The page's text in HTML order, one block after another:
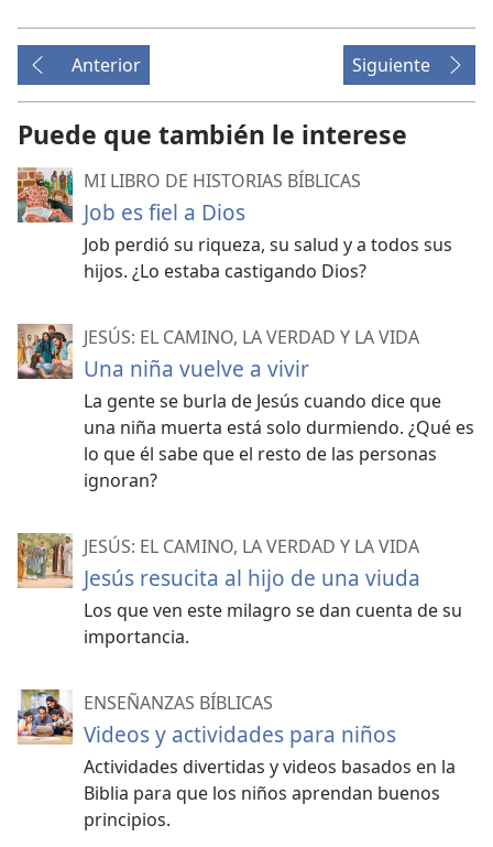
Anterior Siguiente
Puede que también le interese
MI LIBRO DE HISTORIAS BÍBLICAS
Job es fiel a Dios
Job perdió su riqueza, su salud y a todos sus
hijos. ¿Lo estaba castigando Dios?
JESÚS: EL CAMINO, LA VERDAD Y LA VIDA
Una niña vuelve a vivir
La gente se burla de Jesús cuando dice que
una niña muerta está solo durmiendo. ¿Qué es
lo que él sabe que el resto de las personas
ignoran?
JESÚS: EL CAMINO, LA VERDAD Y LA VIDA
Jesús resucita al hijo de una viuda
Los que ven este milagro se dan cuenta de su
importancia.
ENSEÑANZAS BÍBLICAS
Videos y actividades para niños
Actividades divertidas y videos basados en la
Biblia para que los niños aprendan buenos
principios.